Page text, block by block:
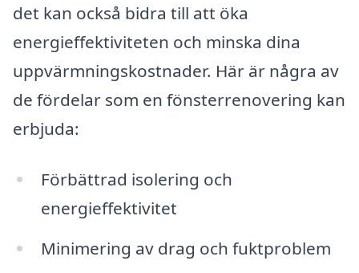
det kan också bidra till att öka
energieffektiviteten och minska dina
uppvärmningskostnader. Här är några av
de fördelar som en fönsterrenovering kan
erbjuda:
Förbättrad isolering och
energieffektivitet
Minimering av drag och fuktproblem